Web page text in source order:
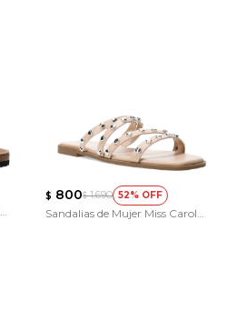
$ 800$ 1.690 52
Sandalias de Mujer Miss Carol